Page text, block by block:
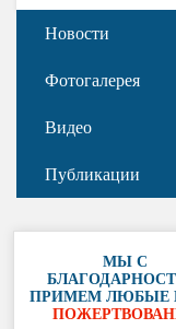
Новости
Фотогалерея
Видео
Публикации
МЫ С
ПРИМЕМ ЛЮБЫЕ